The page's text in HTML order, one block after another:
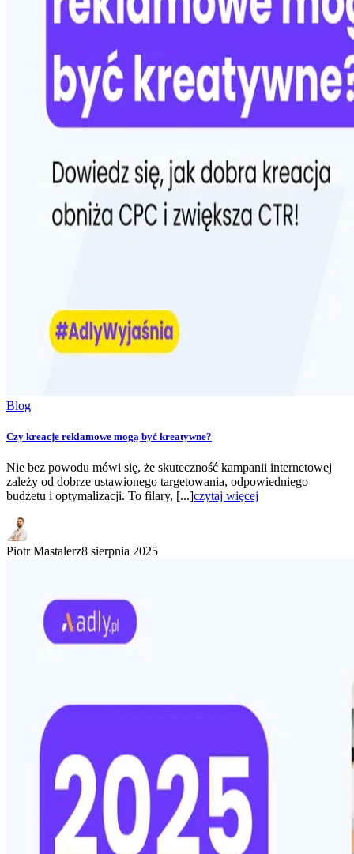
Blog
Czy kreacje reklamowe mogą być kreatywne?
Nie bez powodu mówi się, że skuteczność kampanii internetowej
zależy od dobrze ustawionego targetowania, odpowiedniego
budżetu i optymalizacji. To filary, [...]czytaj więcej
Piotr Mastalerz8 sierpnia 2025